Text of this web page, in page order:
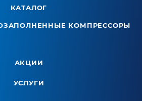
КАТАЛОГ
КОМПРЕССОРЫ
АКЦИИ
УСЛУГИ